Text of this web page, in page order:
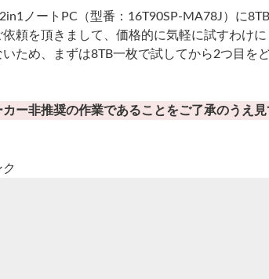
ノートPC（型番：16T90SP-MA78J）に
頼を頂きまして、価格的に気軽に試すわけ
ため、まずは8TB一枚で試してから2つ目を
ー非推奨の作業であることをご了承のうえ見